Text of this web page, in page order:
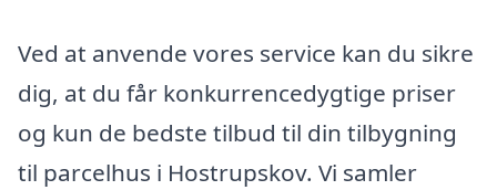
Ved at anvende vores service kan du sikre
dig, at du får konkurrencedygtige priser
og kun de bedste tilbud til din tilbygning
til parcelhus i Hostrupskov. Vi samler